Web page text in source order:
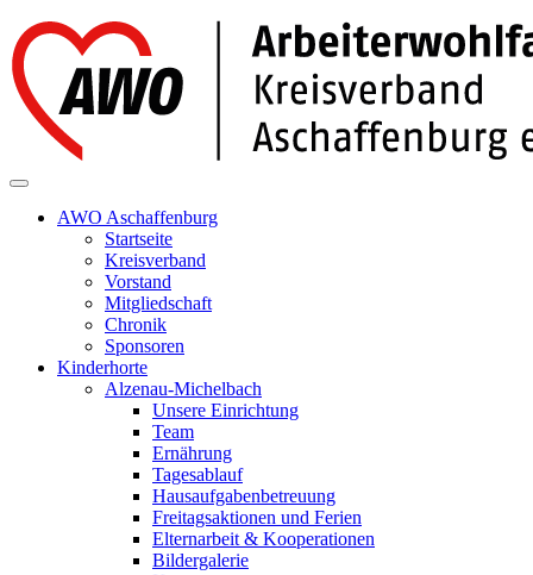
AWO Aschaffenburg
Startseite
Kreisverband
Vorstand
Mitgliedschaft
Chronik
Sponsoren
Kinderhorte
Alzenau-Michelbach
Unsere Einrichtung
Team
Ernährung
Tagesablauf
Hausaufgabenbetreuung
Freitagsaktionen und Ferien
Elternarbeit & Kooperationen
Bildergalerie